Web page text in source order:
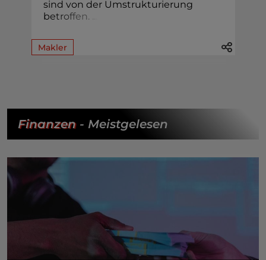
sind von der Umstrukturierung
betroffen.
Makler
Finanzen- Meistgelesen